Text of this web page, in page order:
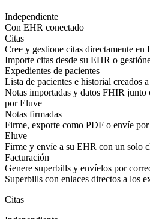
Independiente
Con EHR conectado
Citas
Cree y gestione citas directamente en
Importe citas desde su EHR o
Expedientes de pacientes
Lista de pacientes e historial creados
Notas importadas y datos FHIR junto
por Eluve
Notas firmadas
Firme, exporte como PDF o envíe
Eluve
Firme y envíe a su EHR con un solo
Facturación
Genere superbills y envíelos por
Superbills con enlaces directos a los
Citas